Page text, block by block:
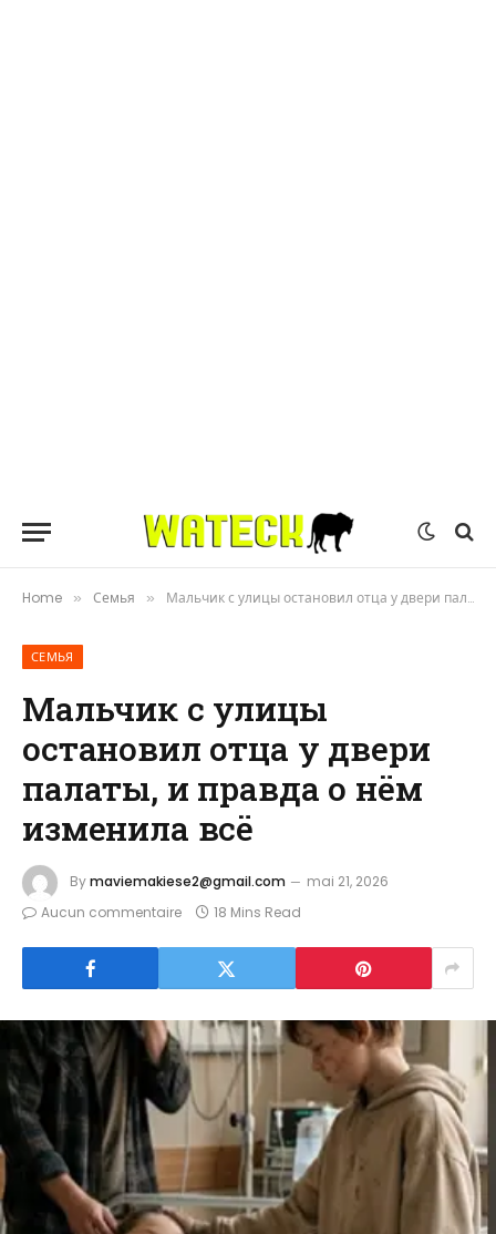
Home » Семья » Мальчик с улицы остановил отца у двери палаты, и правда о нём изменила всё
СЕМЬЯ
Мальчик с улицы
остановил отца у двери
палаты, и правда о нём
изменила всё
Bymaviemakiese2@gmail.com
mai 21, 2026
Aucun commentaire
18 Mins Read